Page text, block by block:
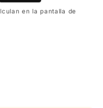
en la pantalla de